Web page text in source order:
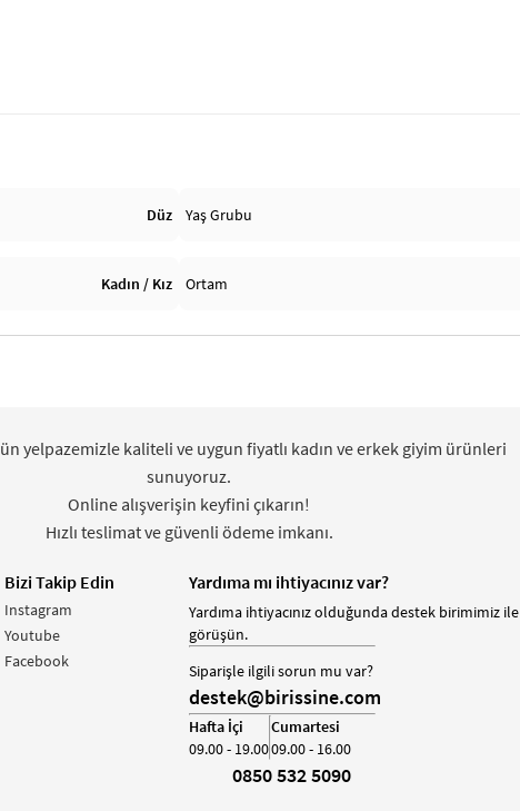
Düz Yaş Grubu
Kadın / Kız Ortam
yelpazemizle kaliteli ve uygun fiyatlı kadın ve erkek giyim ürünleri
sunuyoruz.
Online alışverişin keyfini çıkarın!
Hızlı teslimat ve güvenli ödeme imkanı.
Bizi Takip Edin
Instagram
Youtube
Facebook
Yardıma mı ihtiyacınız var?
Yardıma ihtiyacınız olduğunda destek birimimiz ile
görüşün.
Siparişle ilgili sorun mu var?
destek@birissine.com
Hafta İçi
09.00 - 19.00
Cumartesi
09.00 - 16.00
0850 532 5090